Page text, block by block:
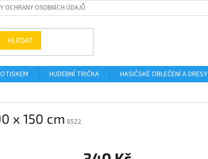
OCHRANY OSOBNÍCH ÚDAJŮ
HLEDAT
HUDEBNÍ TRIČKA HASIČSKÉ OBLEČENÍ A DRESY
x 150 cm 8522